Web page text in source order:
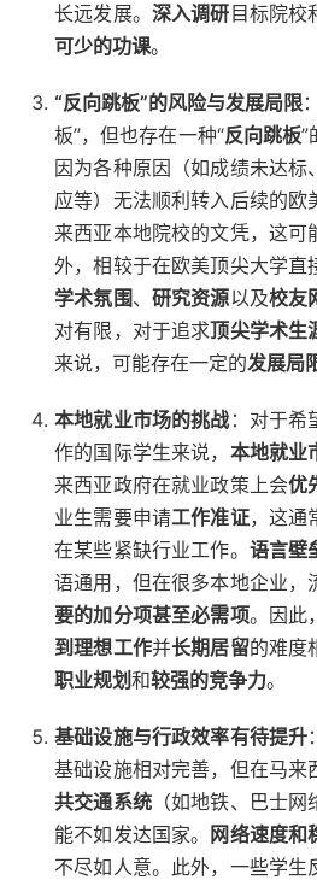
长远发展。 深入调研 目标院校
可少的功课。
“反向跳板”的风险与发展局限
板”，但也存在一种“反向跳板”
因为各种原因（如成绩未达
应等）无法顺利转入后续的欧
来西亚本地院校的文凭，这可
外，相较于在欧美顶尖大学直
学术氛围、 研究资源以及校友
对有限，对于追求顶尖学术生
来说，可能存在一定的发展局
本地就业市场的挑战：对于希
作的国际学生来说， 本地就业
来西亚政府在就业政策上会优
业生需要申请工作准证，这通
在某些紧缺行业工作。 语言壁
语通用，但在很多本地企业，
要的加分项甚至必需项。因此
到理想工作并长期居留的难度
职业规划和较强的竞争力。
基础设施与行政效率有待提升
基础设施相对完善，但在马来
共交通系统（如地铁、巴士网
能不如发达国家。
网络速度和
不尽如人意。此外，一些学生